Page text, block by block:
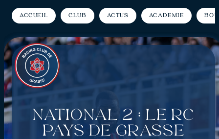
Accueil Club Actus Académie
National 2 : Le RC
Pays de Grasse